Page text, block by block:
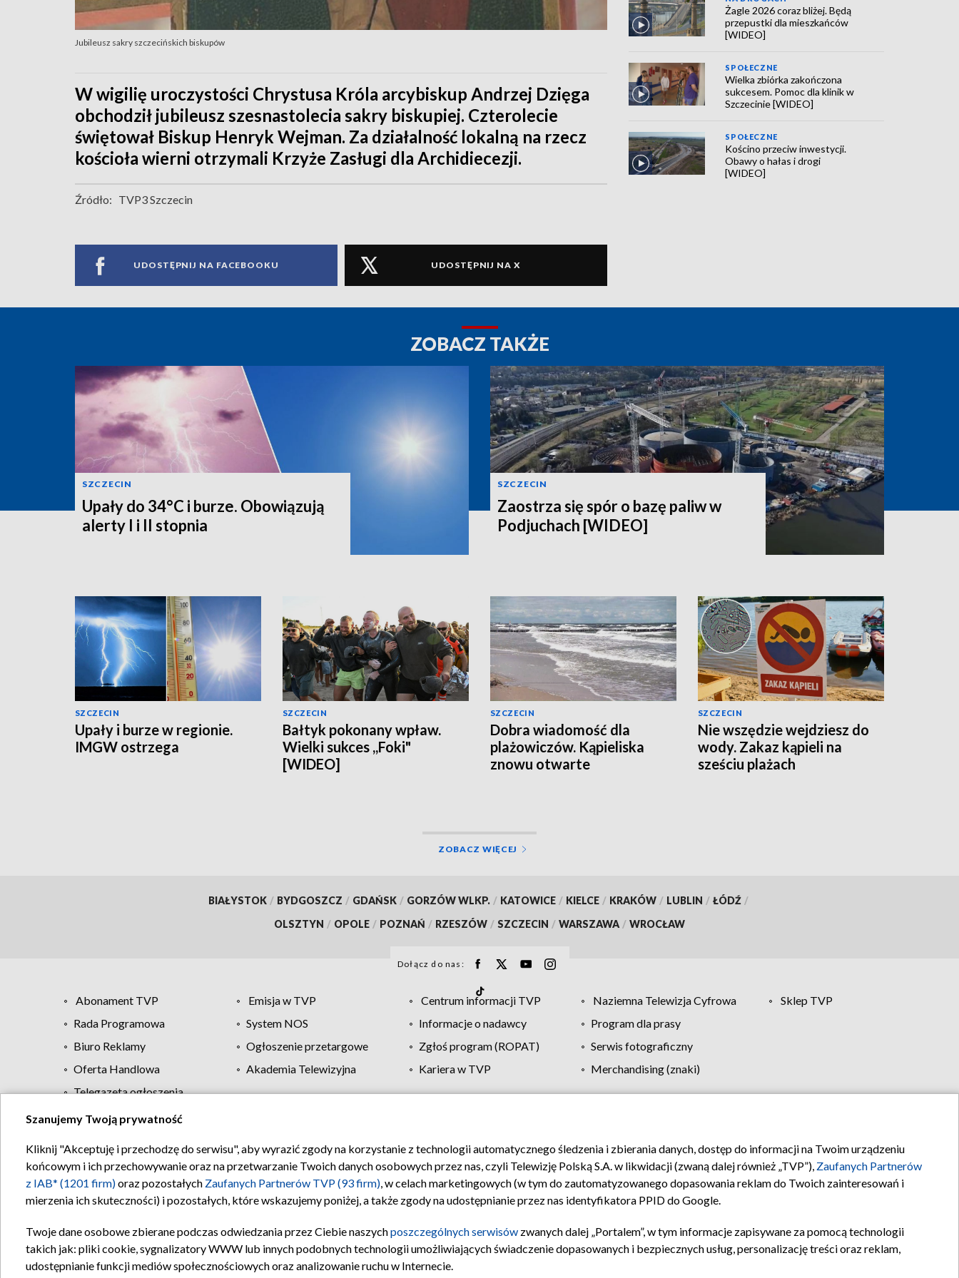
Jubileusz sakry szczecińskich biskupów
W wigilię uroczystości Chrystusa Króla arcybiskup Andrzej Dzięga
obchodził jubileusz szesnastolecia sakry biskupiej. Czterolecie
świętował Biskup Henryk Wejman. Za działalność lokalną na rzecz
kościoła wierni otrzymali Krzyże Zasługi dla Archidiecezji.
Źródło: TVP3 Szczecin
UDOSTĘPNIJ NA FACEBOOKU UDOSTĘPNIJ NA X
Żagle 2026 coraz bliżej. Będą
przepustki dla mieszkańców
[WIDEO]
SPOŁECZNE
Wielka zbiórka zakończona
sukcesem. Pomoc dla klinik w
Szczecinie [WIDEO]
SPOŁECZNE
Kościno przeciw inwestycji.
Obawy o hałas i drogi
[WIDEO]
ZOBACZ TAKŻE
SZCZECIN
Upały do 34°C i burze. Obowiązują
alerty I i II stopnia
SZCZECIN
Zaostrza się spór o bazę paliw w
Podjuchach [WIDEO]
SZCZECIN
Upały i burze w regionie.
IMGW ostrzega
SZCZECIN
Bałtyk pokonany wpław.
Wielki sukces ,,Foki"
[WIDEO]
SZCZECIN
Dobra wiadomość dla
plażowiczów. Kąpieliska
znowu otwarte
SZCZECIN
Nie wszędzie wejdziesz do
wody. Zakaz kąpieli na
sześciu plażach
ZOBACZ WIĘCEJ
BIAŁYSTOK / BYDGOSZCZ / GDAŃSK / GORZÓW WLKP. / KATOWICE / KIELCE / KRAKÓW / LUBLIN / ŁÓDŹ /
OLSZTYN / OPOLE / POZNAŃ / RZESZÓW / SZCZECIN / WARSZAWA / WROCŁAW
Dołącz do nas:
Abonament TVP Emisja w TVP Centrum informacji TVP Naziemna Telewizja Cyfrowa
Sklep TVP
Rada Programowa
System NOS Informacje o nadawcy
Program dla prasy
Biuro Reklamy
Ogłoszenie przetargowe Zgłoś program (ROPAT)
Serwis fotograficzny
Oferta Handlowa
Akademia Telewizyjna Kariera w TVP
Merchandising (znaki)
Telegazeta ogłoszenia
Regulamin TVP Polityka prywatności Moje zgody Pomoc Biuro reklamy Kontakt
Szanujemy Twoją prywatność
Kliknij "Akceptuję i przechodzę do serwisu", aby wyrazić zgody na korzystanie z technologii automatycznego śledzenia i zbierania danych, dostęp do informacji na Twoim urządzeniu
końcowym i ich przechowywanie oraz na przetwarzanie Twoich danych osobowych przez nas, czyli Telewizję Polską S.A. w likwidacji (zwaną dalej również „TVP”), Zaufanych Partnerów
z IAB* (1201 firm)oraz pozostałych Zaufanych Partnerów TVP (93 firm), w celach marketingowych (w tym do zautomatyzowanego dopasowania reklam do Twoich zainteresowań i
mierzenia ich skuteczności) i pozostałych, które wskazujemy poniżej, a także zgody na udostępnianie przez nas identyfikatora PPID do Google.
Twoje dane osobowe zbierane podczas odwiedzania przez Ciebie naszychposzczególnych serwisów zwanych dalej „Portalem”, w tym informacje zapisywane za pomocą technologii
takich jak: pliki cookie, sygnalizatory WWW lub innych podobnych technologii umożliwiających świadczenie dopasowanych i bezpiecznych usług, personalizację treści oraz reklam,
udostępnianie funkcji mediów społecznościowych oraz analizowanie ruchu w Internecie.